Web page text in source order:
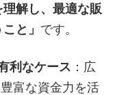
理解し、最適な販
と」 です。
利なケース ：広
富な資金力を活